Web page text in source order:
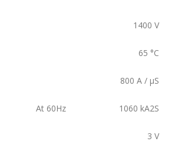
1400 V
65 °C
800 A / µS
At 60Hz 1060 kA2S
3 V